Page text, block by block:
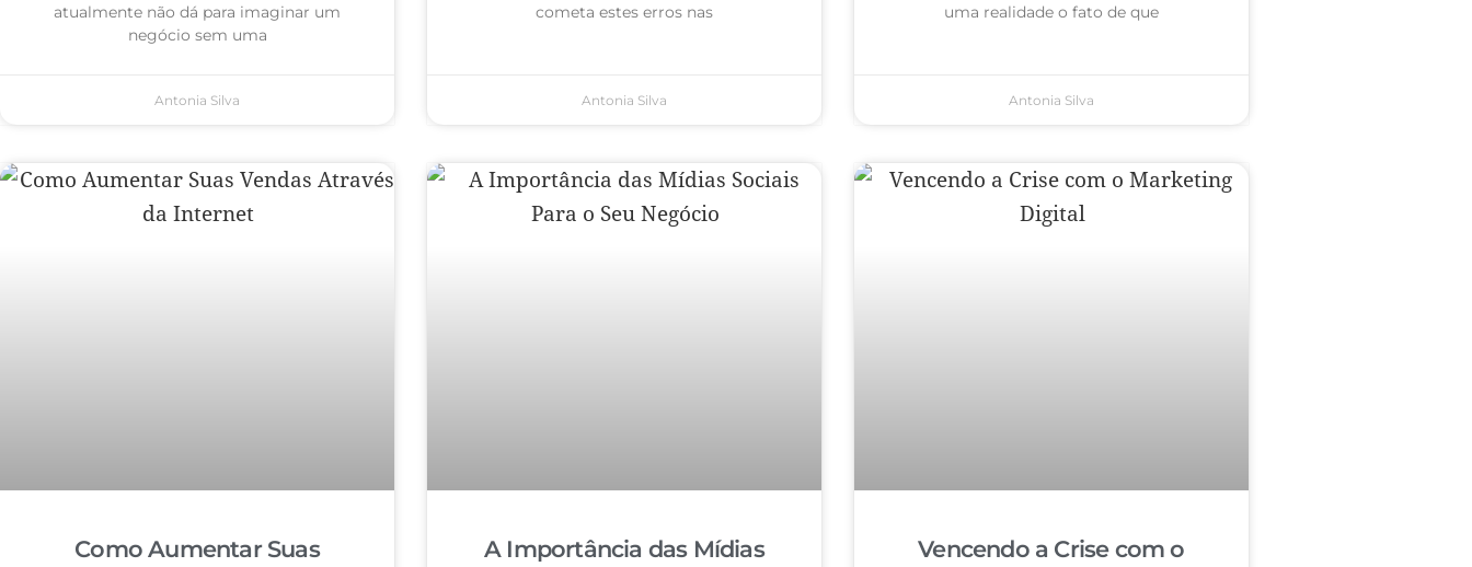
atualmente não dá para imaginar um
negócio sem uma
Antonia Silva
cometa estes erros nas
Antonia Silva
uma realidade o fato de que
Antonia Silva
Como Aumentar Suas
A Importância das Mídias
Vencendo a Crise com o